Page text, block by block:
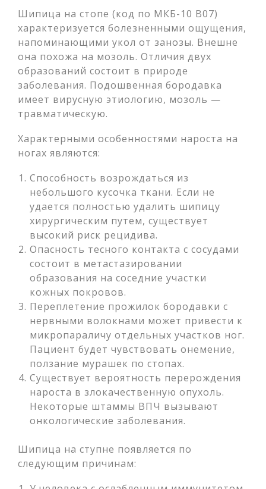
Шипица на стопе (код по МКБ-10 В07)
характеризуется болезненными ощущения,
напоминающими укол от занозы. Внешне
она похожа на мозоль. Отличия двух
образований состоит в природе
заболевания. Подошвенная бородавка
имеет вирусную этиологию, мозоль —
травматическую.
Характерными особенностями нароста на
ногах являются:
Способность возрождаться из
небольшого кусочка ткани. Если не
удается полностью удалить шипицу
хирургическим путем, существует
высокий риск рецидива.
Опасность тесного контакта с сосудами
состоит в метастазировании
образования на соседние участки
кожных покровов.
Переплетение прожилок бородавки с
нервными волокнами может привести к
микропараличу отдельных участков ног.
Пациент будет чувствовать онемение,
ползание мурашек по стопах.
Существует вероятность перерождения
нароста в злокачественную опухоль.
Некоторые штаммы ВПЧ вызывают
онкологические заболевания.
Шипица на ступне появляется по
следующим причинам: